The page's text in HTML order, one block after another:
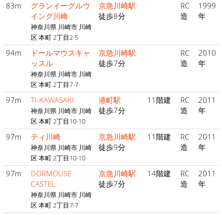
83m
グランイーグルウ
イング川崎
神奈川県 川崎市 川崎
区 本町 2丁目2-5
京急川崎駅
徒歩8分
RC
造
1999
年
94m
ドールマウスキャ
ッスル
神奈川県 川崎市 川崎
区 本町 2丁目7-7
京急川崎駅
徒歩7分
RC
造
2010
年
97m TI-KAWASAKI
神奈川県 川崎市 川崎
区 本町 2丁目10-10
港町駅
徒歩7分
11階建
RC
造
2011
年
97m ティ川崎
神奈川県 川崎市 川崎
区 本町 2丁目10-10
京急川崎駅
徒歩9分
11階建
RC
造
2011
年
97m
DORMOUSE
CASTEL
神奈川県 川崎市 川崎
区 本町 2丁目7-7
京急川崎駅
徒歩7分
14階建
RC
造
2011
年